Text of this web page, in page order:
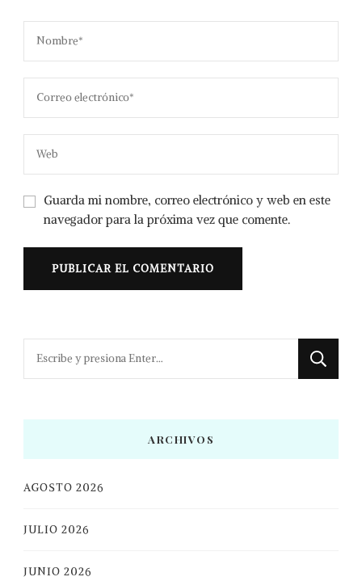
Guarda mi nombre, correo electrónico y web en este
navegador para la próxima vez que comente.
¿Buscas
ARCHIVOS
AGOSTO 2026
JULIO 2026
JUNIO 2026